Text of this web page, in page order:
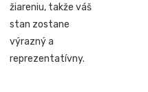
žiareniu, takže váš
stan zostane
výrazný a
reprezentatívny.